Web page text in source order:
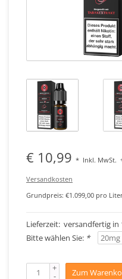
€ 10,99 * Inkl. MwSt.
Versandkosten
Grundpreis: €1.099,00 pro
Lieferzeit: versandfertig in
Bitte wählen Sie: *
+
- Zum